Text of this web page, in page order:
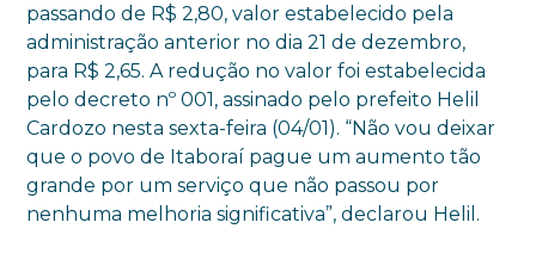
passando de R$ 2,80, valor estabelecido pela
administração anterior no dia 21 de dezembro,
para R$ 2,65. A redução no valor foi estabelecida
pelo decreto nº 001, assinado pelo prefeito Helil
Cardozo nesta sexta-feira (04/01). “Não vou deixar
que o povo de Itaboraí pague um aumento tão
grande por um serviço que não passou por
nenhuma melhoria significativa”, declarou Helil.